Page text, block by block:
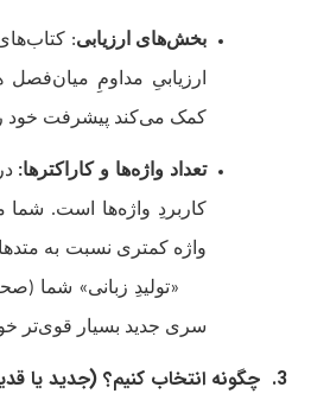
بخش‌های ارزیابی: کتاب‌های
ارزیابیِ مداومِ میان‌فصل
کمک می‌کند پیشرفت خود را
تعداد واژه‌ها و کاراکترها:در
کاربردِ واژه‌ها است. شما
واژه کمتری نسبت به متدهای
«تولیدِ زبانی» شما
سری جدید بسیار قوی‌تر